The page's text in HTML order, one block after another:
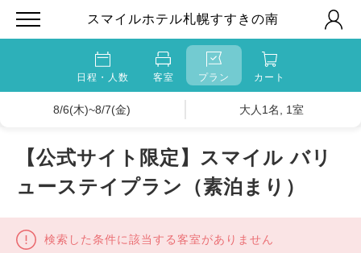
スマイルホテル札幌すすきの南
日程・人数 客室 プラン カート
8/6(木)~8/7(金) 大人1名, 1室
【公式サイト限定】スマイル バリ
ューステイプラン（素泊まり）
検索した条件に該当する客室がありません